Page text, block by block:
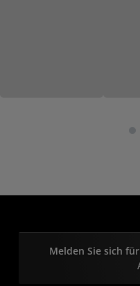
Melden Sie sich